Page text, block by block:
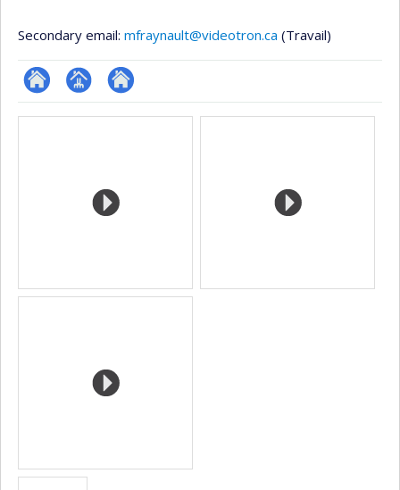
Secondary email: mfraynault@videotron.ca (Travail)
ResearchGate
Page Site
de
recherche
Media